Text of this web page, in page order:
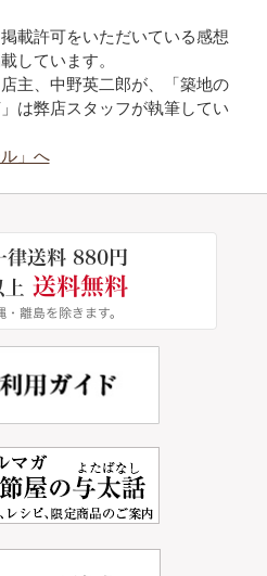
載許可をいただいている感想
しています。
主、中野英二郎が、「築地の
は弊店スタッフが執筆してい
」へ